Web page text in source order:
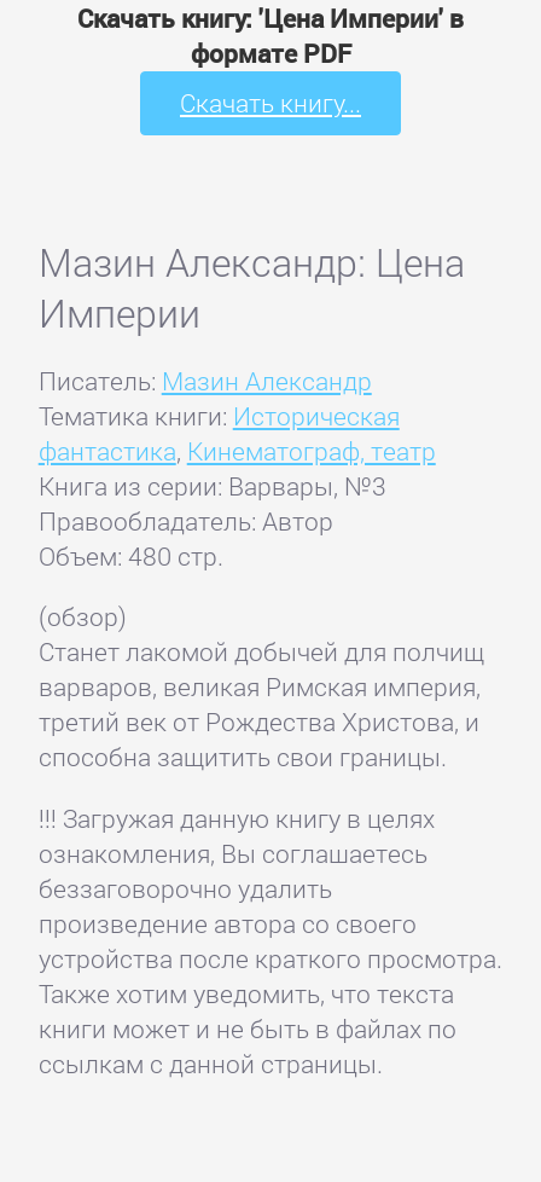
Скачать книгу: 'Цена Империи' в
формате PDF
Скачать книгу...
Мазин Александр: Цена
Империи
Писатель: Мазин Александр
Тематика книги: Историческая
фантастика, Кинематограф, театр
Книга из серии: Варвары, №3
Правообладатель: Автор
Объем: 480 стр.
(обзор)
Станет лакомой добычей для полчищ
варваров, великая Римская империя,
третий век от Рождества Христова, и
способна защитить свои границы.
!!! Загружая данную книгу в целях
ознакомления, Вы соглашаетесь
беззаговорочно удалить
произведение автора со своего
устройства после краткого просмотра.
Также хотим уведомить, что текста
книги может и не быть в файлах по
ссылкам с данной страницы.